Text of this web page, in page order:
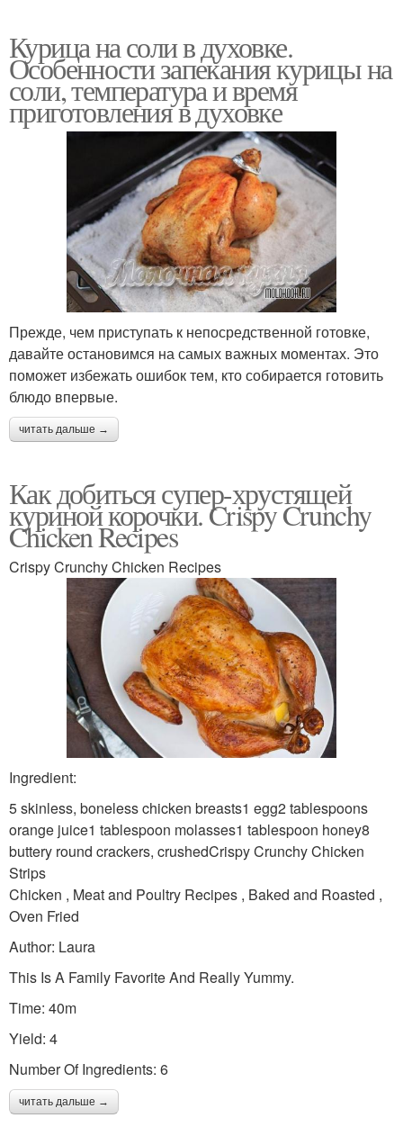
Курица на соли в духовке.
Особенности запекания курицы на
соли, температура и время
приготовления в духовке
Прежде, чем приступать к непосредственной готовке,
давайте остановимся на самых важных моментах. Это
поможет избежать ошибок тем, кто собирается готовить
блюдо впервые.
читать дальше →
Как добиться супер-хрустящей
куриной корочки. Crispy Crunchy
Chicken Recipes
Crispy Crunchy Chicken Recipes
Ingredient:
5 skinless, boneless chicken breasts1 egg2 tablespoons
orange juice1 tablespoon molasses1 tablespoon honey8
buttery round crackers, crushedCrispy Crunchy Chicken
Strips
Chicken , Meat and Poultry Recipes , Baked and Roasted ,
Oven Fried
Author: Laura
This Is A Family Favorite And Really Yummy.
Time: 40m
Yield: 4
Number Of Ingredients: 6
читать дальше →